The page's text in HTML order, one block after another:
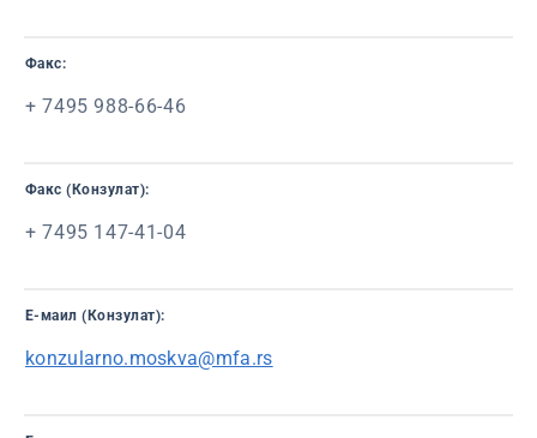
Факс:
+ 7495 988-66-46
Факс (Конзулат):
+ 7495 147-41-04
Е-маил (Конзулат):
konzularno.moskva@mfa.rs